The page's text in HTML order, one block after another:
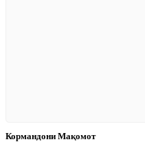
Кормандони Мақомот